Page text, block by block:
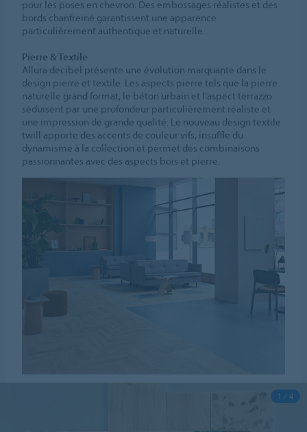
pour les poses en chevron. Des embossages réalistes et des
bords chanfreiné garantissent une apparence
particulièrement authentique et naturelle.
Pierre & Textile
Allura decibel présente une évolution marquante dans le
design pierre et textile. Les aspects pierre tels que la pierre
naturelle grand format, le béton urbain et l’aspect terrazzo
séduisent par une profondeur particulièrement réaliste et
une impression de grande qualité. Le nouveau design textile
twill apporte des accents de couleur vifs, insuffle du
dynamisme à la collection et permet des combinaisons
passionnantes avec des aspects bois et pierre.
1 / 4